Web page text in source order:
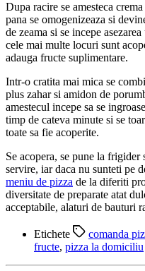
Dupa racire se amesteca
pana se omogenizeaza si
de zeama si se incepe
cele mai multe locuri sunt
adauga fructe suplimentare.
Intr-o cratita mai mica se
plus zahar si amidon de
amestecul incepe sa se
timp de cateva minute si se
toate sa fie acoperite.
Se acopera, se pune la
servire, iar daca nu sunteti pe
meniu de pizza de la diferiti
diversitate de preparate atat
acceptabile, alaturi de bauturi
Etichete comanda
fructe, pizza la domiciliu